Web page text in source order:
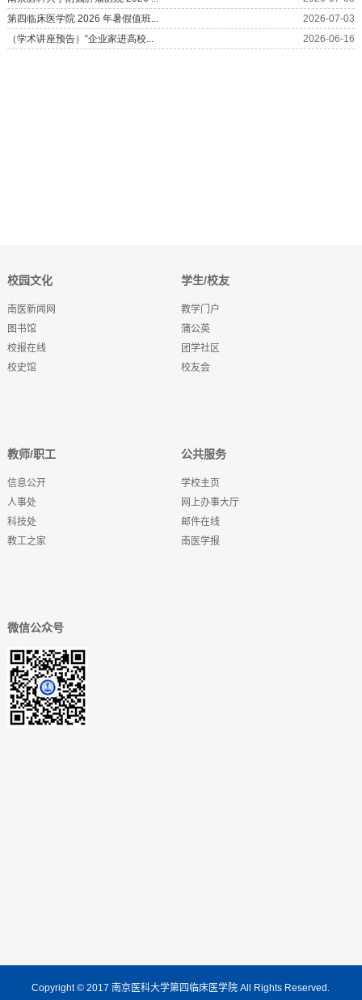
校园文化
南医新闻网
图书馆
校报在线
校史馆
学生/校友
教学门户
蒲公英
团学社区
校友会
教师/职工
信息公开
人事处
科技处
教工之家
公共服务
学校主页
网上办事大厅
邮件在线
南医学报
微信公众号
Copyright © 2017 南京医科大学第四临床医学院 All Rights Reserved.